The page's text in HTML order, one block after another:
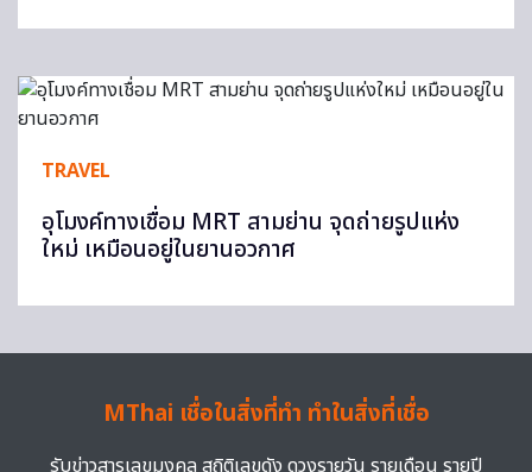
TRAVEL
อุโมงค์ทางเชื่อม MRT สามย่าน จุดถ่ายรูปแห่ง
ใหม่ เหมือนอยู่ในยานอวกาศ
MThai เชื่อในสิ่งที่ทำ ทำในสิ่งที่เชื่อ
รับข่าวสารเลขมงคล สถิติเลขดัง ดวงรายวัน รายเดือน รายปี